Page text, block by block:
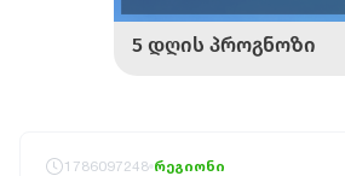
1786097248 რეგიონი